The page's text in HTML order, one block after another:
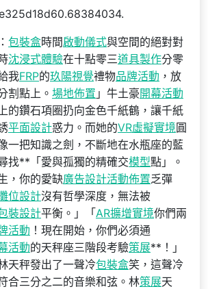
包裝盒時間啟動儀式與空間的絕對對
沈浸式體驗在十點零三道具製作分零
我FRP的玖陽視覺禮物品牌活動 ，放
割點上。 場地佈置 」牛土豪開幕活動
的鑽石項圈扔向金色千紙鶴，讓千紙
平面設計惑力。而她的VR虛擬實境圓
一把知識之劍，不斷地在水瓶座的藍
找**「愛與孤獨的精確交模型點」。
，你的愛缺廣告設計活動佈置乏彈
位設計沒有哲學深度，無法被
裝設計平衡。」「AR擴增實境你們兩
活動 ！現在開始，你們必須通
活動的天秤座三階段考驗策展**！」
天秤發出了一聲冷包裝盒笑，這聲冷
合三分之二的音樂和弦。林策展天